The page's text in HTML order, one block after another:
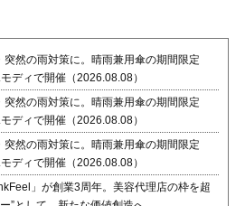
突然の雨対策に。晴雨兼用傘の期間限定
ディで開催（2026.08.08）
突然の雨対策に。晴雨兼用傘の期間限定
ディで開催（2026.08.08）
突然の雨対策に。晴雨兼用傘の期間限定
ディで開催（2026.08.08）
」が創業3周年。美容代理店の枠を超